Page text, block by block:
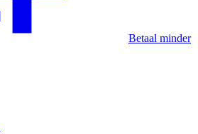
Betaal minder